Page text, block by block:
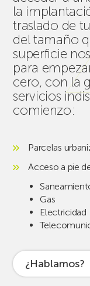
la
traslado de
del tamaño
superficie
para
cero, con la
servicios
comienzo:
Parcelas
Acceso a pie
Gas
Electricidad
¿Hablamos?